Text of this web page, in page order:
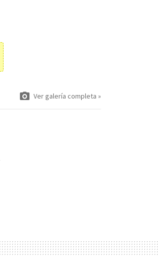
Ver galería completa »